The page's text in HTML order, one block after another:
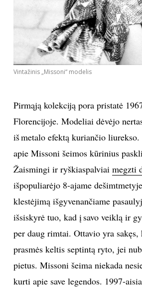
Prenumeruodami portalą,
Jūs sutinkate su
taisyklėmis
Vintažinis „Missoni“ modelis
Pirmąją kolekciją pora pristatė
Florencijoje. Modeliai dėvėjo
iš metalo efektą kuriančio
apie Missoni šeimos kūrinius
Žaismingi ir ryškiaspalviai megzti
išpopuliarėjo 8-ajame
klestėjimą išgyvenančiame
išsiskyrė tuo, kad į savo veiklą ir
per daug rimtai. Ottavio yra sakęs,
prasmės keltis septintą ryto, jei
pietus. Missoni šeima niekada
kurti apie save legendos. 1997-